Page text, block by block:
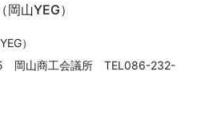
）
岡山商工会議所 TEL086-232-